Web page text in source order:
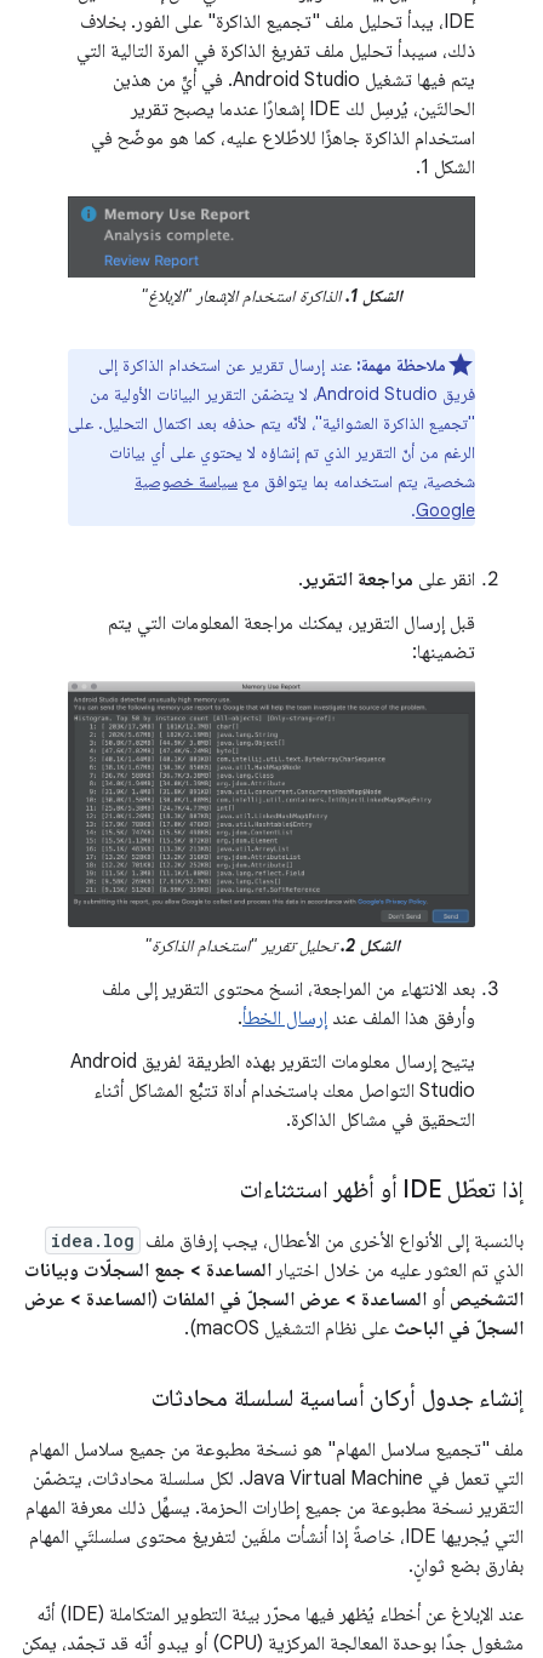
IDE، يبدأ تحليل ملف "تجميع الذاكرة" على الفور. بخلاف
ذلك، سيبدأ تحليل ملف تفريغ الذاكرة في المرة التالية التي
يتم فيها تشغيل Android Studio. في أيٍّ من هذين
الحالتَين، يُرسِل لك IDE إشعارًا عندما يصبح تقرير
استخدام الذاكرة جاهزًا للاطّلاع عليه، كما هو موضّح في
الشكل 1.
الشكل 1. الذاكرة استخدام الإشعار "الإبلاغ"
ملاحظة مهمة: عند إرسال تقرير عن استخدام الذاكرة إلى
فريق Android Studio، لا يتضمّن التقرير البيانات الأولية من
"تجميع الذاكرة العشوائية"، لأنّه يتم حذفه بعد اكتمال التحليل. على
الرغم من أنّ التقرير الذي تم إنشاؤه لا يحتوي على أي بيانات
شخصية، يتم استخدامه بما يتوافق مع سياسة خصوصية
Google
.
انقر على مراجعة التقرير .
قبل إرسال التقرير، يمكنك مراجعة المعلومات التي يتم
تضمينها:
الشكل 2. تحليل تقرير "استخدام الذاكرة"
بعد الانتهاء من المراجعة، انسخ محتوى التقرير إلى ملف
وأرفق هذا الملف عند إرسال الخطأ.
يتيح إرسال معلومات التقرير بهذه الطريقة لفريق Android
Studio التواصل معك باستخدام أداة تتبُّع المشاكل أثناء
التحقيق في مشاكل الذاكرة.
إذا تعطّل IDE أو أظهر استثناءات
بالنسبة إلى الأنواع الأخرى من الأعطال، يجب إرفاق ملف idea.log
الذي تم العثور عليه من خلال اختيار المساعدة > جمع السجلّات وبيانات
التشخيص أو المساعدة > عرض السجلّ في الملفات (المساعدة > عرض
السجلّ في الباحث على نظام التشغيل macOS).
إنشاء جدول أركان أساسية لسلسلة محادثات
ملف "تجميع سلاسل المهام" هو نسخة مطبوعة من جميع سلاسل المهام
التي تعمل في Java Virtual Machine. لكل سلسلة محادثات، يتضمّن
التقرير نسخة مطبوعة من جميع إطارات الحزمة. يسهِّل ذلك معرفة المهام
التي يُجريها IDE، خاصةً إذا أنشأت ملفَين لتفريغ محتوى سلسلتَي المهام
بفارق بضع ثوانٍ.
عند الإبلاغ عن أخطاء يُظهر فيها محرّر بيئة التطوير المتكاملة (IDE) أنّه
مشغول جدًا بوحدة المعالجة المركزية (CPU) أو يبدو أنّه قد تجمّد، يمكن